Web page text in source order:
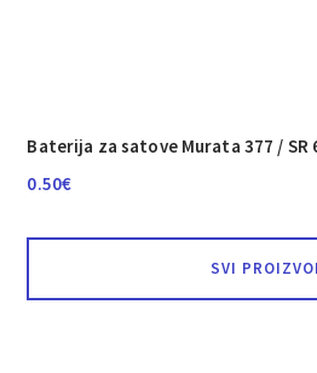
Baterija za satove Murata 377 / SR
0.50€
SVI